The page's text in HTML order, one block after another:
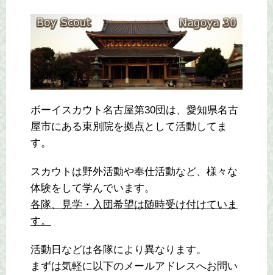
ボーイスカウト名古屋第30団は、愛知県名古
屋市にある東別院を拠点として活動してま
す。
スカウトは野外活動や奉仕活動など、様々な
体験をして学んでいます。
各隊、見学・入団希望は随時受け付けていま
す。
活動日などは各隊により異なります。
まずは気軽に以下のメールアドレスへお問い